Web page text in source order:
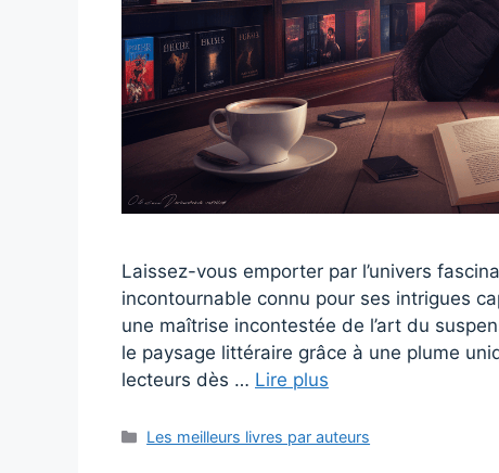
Laissez-vous emporter par l’univers
incontournable connu pour ses intrigues
une maîtrise incontestée de l’art du
le paysage littéraire grâce à une plume
lecteurs dès … Lire plus
Catégories
Les meilleurs livres par auteurs